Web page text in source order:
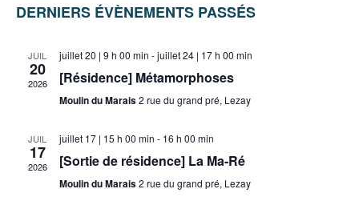
une
DERNIERS ÉVÈNEMENTS PASSÉS
JUIL
20
2026
juillet 20 | 9 h 00 min -juillet 24 | 17 h 00 min
[Résidence] Métamorphoses
Moulin du Marais2 rue du grand pré, Lezay
JUIL
17
2026
juillet 17 | 15 h 00 min - 16 h 00 min
[Sortie de résidence] La Ma-Ré
Moulin du Marais2 rue du grand pré, Lezay